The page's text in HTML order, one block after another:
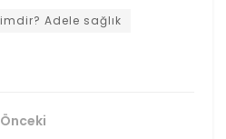
Adele sağlık
Önceki